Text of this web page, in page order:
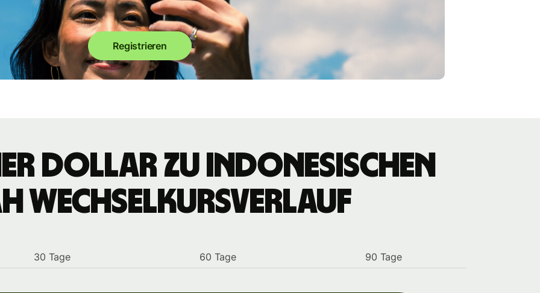
Registrieren
Dollar zu indonesischen
Wechselkursverlauf
30 Tage 60 Tage 90 Tage